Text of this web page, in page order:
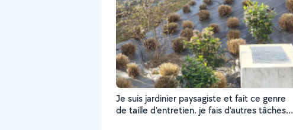
Je suis jardinier paysagiste et fait ce genre
de taille d'entretien. je fais d'autres tâches